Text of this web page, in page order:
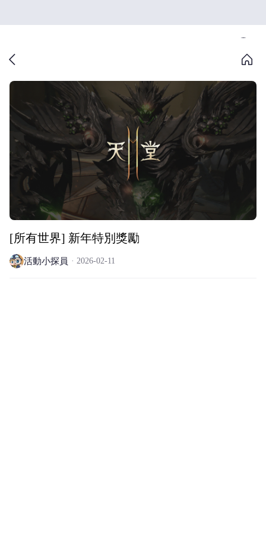
[所有世界] 新年特別獎勵
活動小探員 2026-02-11